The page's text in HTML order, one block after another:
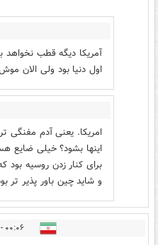
آمریکا دیگه قطب
اول دنیا بود ولی الان
امریکا. یعنی آدم مفنگی
اینها بشود؟ خیلی ضایع
برای کنار زدن روسیه
و شاید چین باور پذیر تر
۰۰:۰۶ - ۱۴۰۲/۰۱/۰۷